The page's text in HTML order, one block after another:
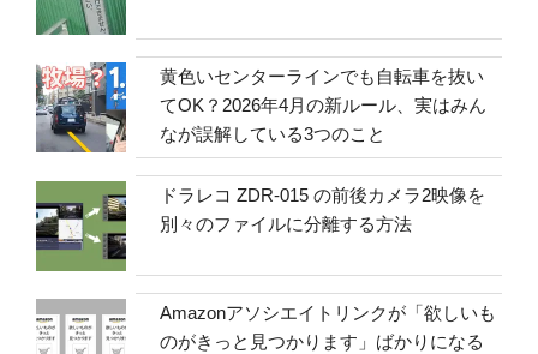
黄色いセンターラインでも自転車を抜い
てOK？2026年4月の新ルール、実はみん
なが誤解している3つのこと
ドラレコ ZDR-015 の前後カメラ2映像を
別々のファイルに分離する方法
Amazonアソシエイトリンクが「欲しいも
のがきっと見つかります」ばかりになる